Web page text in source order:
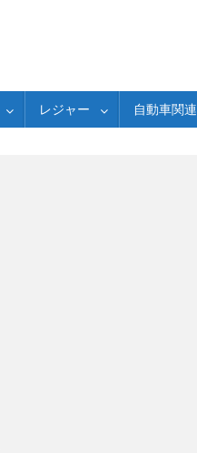
レジャー 自動車関